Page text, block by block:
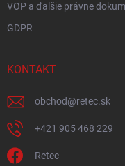
VOP a ďalšie právne
GDPR
KONTAKT
obchod@retec.sk
+421 905 468 229
Retec